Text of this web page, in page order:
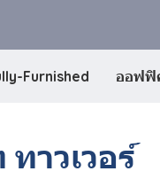
Furnished ออฟฟิ
าวเวอร์